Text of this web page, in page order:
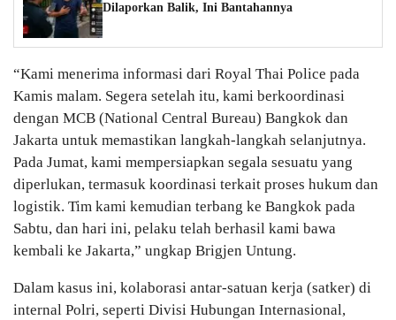
Dilaporkan Balik, Ini Bantahannya
“Kami menerima informasi dari Royal Thai Police pada
Kamis malam. Segera setelah itu, kami berkoordinasi
dengan MCB (National Central Bureau) Bangkok dan
Jakarta untuk memastikan langkah-langkah selanjutnya.
Pada Jumat, kami mempersiapkan segala sesuatu yang
diperlukan, termasuk koordinasi terkait proses hukum dan
logistik. Tim kami kemudian terbang ke Bangkok pada
Sabtu, dan hari ini, pelaku telah berhasil kami bawa
kembali ke Jakarta,” ungkap Brigjen Untung.
Dalam kasus ini, kolaborasi antar-satuan kerja (satker) di
internal Polri, seperti Divisi Hubungan Internasional,